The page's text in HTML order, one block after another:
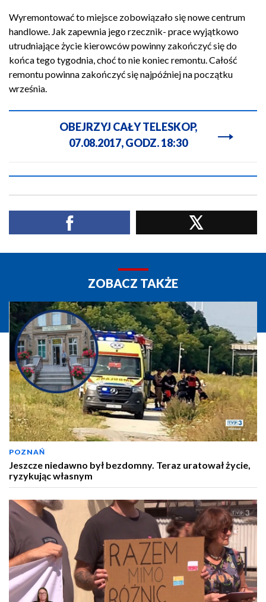
Wyremontować to miejsce zobowiązało się nowe centrum
handlowe. Jak zapewnia jego rzecznik- prace wyjątkowo
utrudniające życie kierowców powinny zakończyć się do
końca tego tygodnia, choć to nie koniec remontu. Całość
remontu powinna zakończyć się najpóźniej na początku
września.
OBEJRZYJ CAŁY TELESKOP,
07.08.2017, GODZ. 18:30
ZOBACZ TAKŻE
POZNAŃ
Jeszcze niedawno był bezdomny. Teraz uratował życie,
ryzykując własnym